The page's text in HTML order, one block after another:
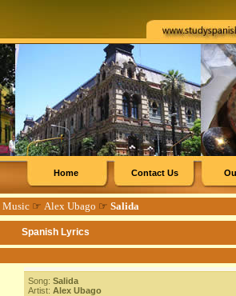
Contact Us
Home
Music☞ Alex Ubago ☞ Salida
Spanish Lyrics
Song: Salida
Artist: Alex Ubago